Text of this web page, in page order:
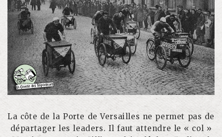
La côte de la Porte de Versailles ne permet pas de
départager les leaders. Il faut attendre le « col »